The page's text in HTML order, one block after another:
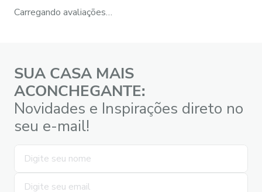
Carregando avaliações…
SUA CASA MAIS
ACONCHEGANTE:
Novidades e Inspirações direto no
seu e-mail!